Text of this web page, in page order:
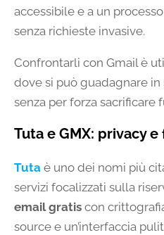
accessibile e a un
senza richieste invasive.
Confrontarli con Gmail è
dove si può guadagnare
senza per forza sacrificare
Tuta e GMX: privacy
Tuta è uno dei nomi più
servizi focalizzati sulla
email gratis con
source e un’interfaccia